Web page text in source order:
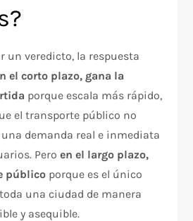
un veredicto, la respuesta
el corto plazo, gana la
porque escala más rápido,
el transporte público no
una demanda real e inmediata
Peroen el largo plazo,
público porque es el único
una ciudad de manera
y asequible.